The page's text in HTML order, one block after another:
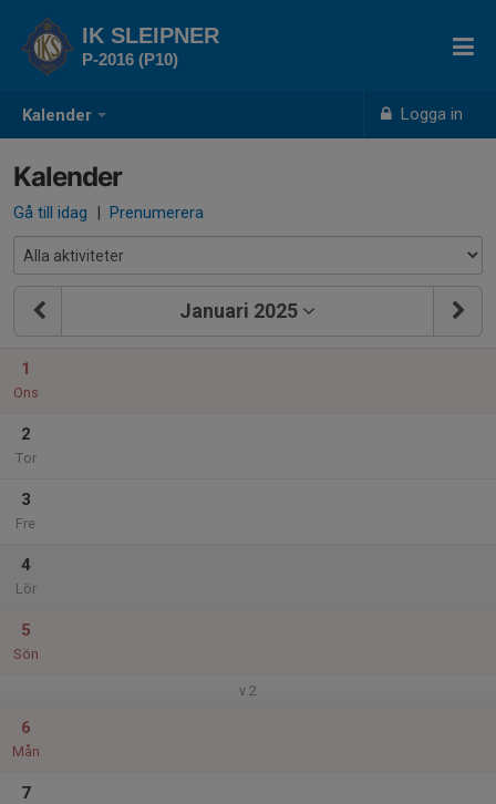
Kalender Logga in
IK SLEIPNER
P-2016 (P10)
Kalender
Gå till idag | Prenumerera
Januari 2025
1
Ons
2
Tor
3
Fre
4
Lör
5
Sön
v.2
6
Mån
7